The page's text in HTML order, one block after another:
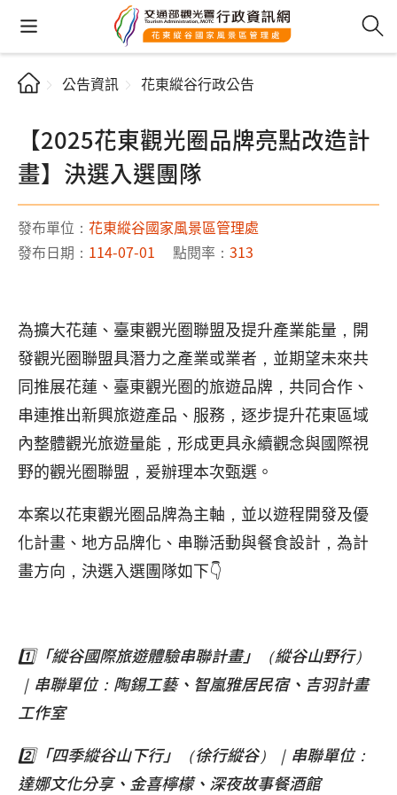
公告資訊 花東縱谷行政公告
【2025花東觀光圈品牌亮點改造計
畫】決選入選團隊
發布單位： 花東縱谷國家風景區管理處
發布日期： 114-07-01 點閱率： 313
為擴大花蓮、臺東觀光圈聯盟及提升產業能量，開
發觀光圈聯盟具潛力之產業或業者，並期望未來共
同推展花蓮、臺東觀光圈的旅遊品牌，共同合作、
串連推出新興旅遊產品、服務，逐步提升花東區域
內整體觀光旅遊量能，形成更具永續觀念與國際視
野的觀光圈聯盟，爰辦理本次甄選。
本案以花東觀光圈品牌為主軸，並以遊程開發及優
化計畫、地方品牌化、串聯活動與餐食設計，為計
畫方向，決選入選團隊如下👇
1️⃣「縱谷國際旅遊體驗串聯計畫」（縱谷山野行）
｜串聯單位：陶錫工藝、智嵐雅居民宿、吉羽計畫
工作室
2️⃣「四季縱谷山下行」（徐行縱谷）｜串聯單位：
達娜文化分享、金喜檸檬、深夜故事餐酒館